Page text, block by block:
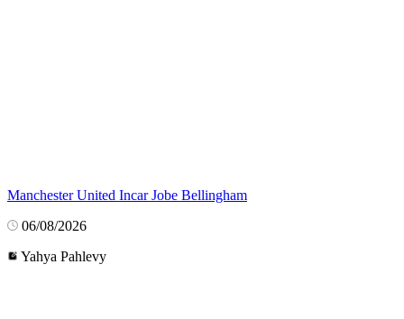
Manchester United Incar Jobe Bellingham
06/08/2026
Yahya Pahlevy